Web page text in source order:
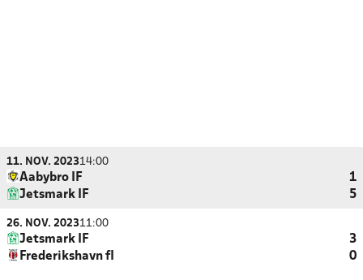
11. NOV. 202314:00
Aabybro IF
1
Jetsmark IF
5
26. NOV. 202311:00
Jetsmark IF
3
Frederikshavn fI
0